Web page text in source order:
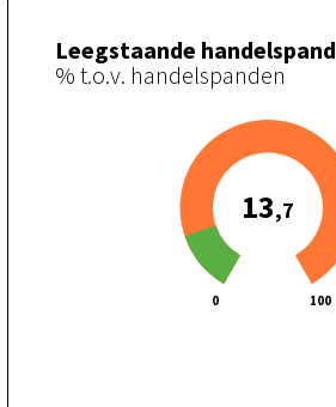
Leegstaande
% t.o.v. handelspanden
0 100
13,7